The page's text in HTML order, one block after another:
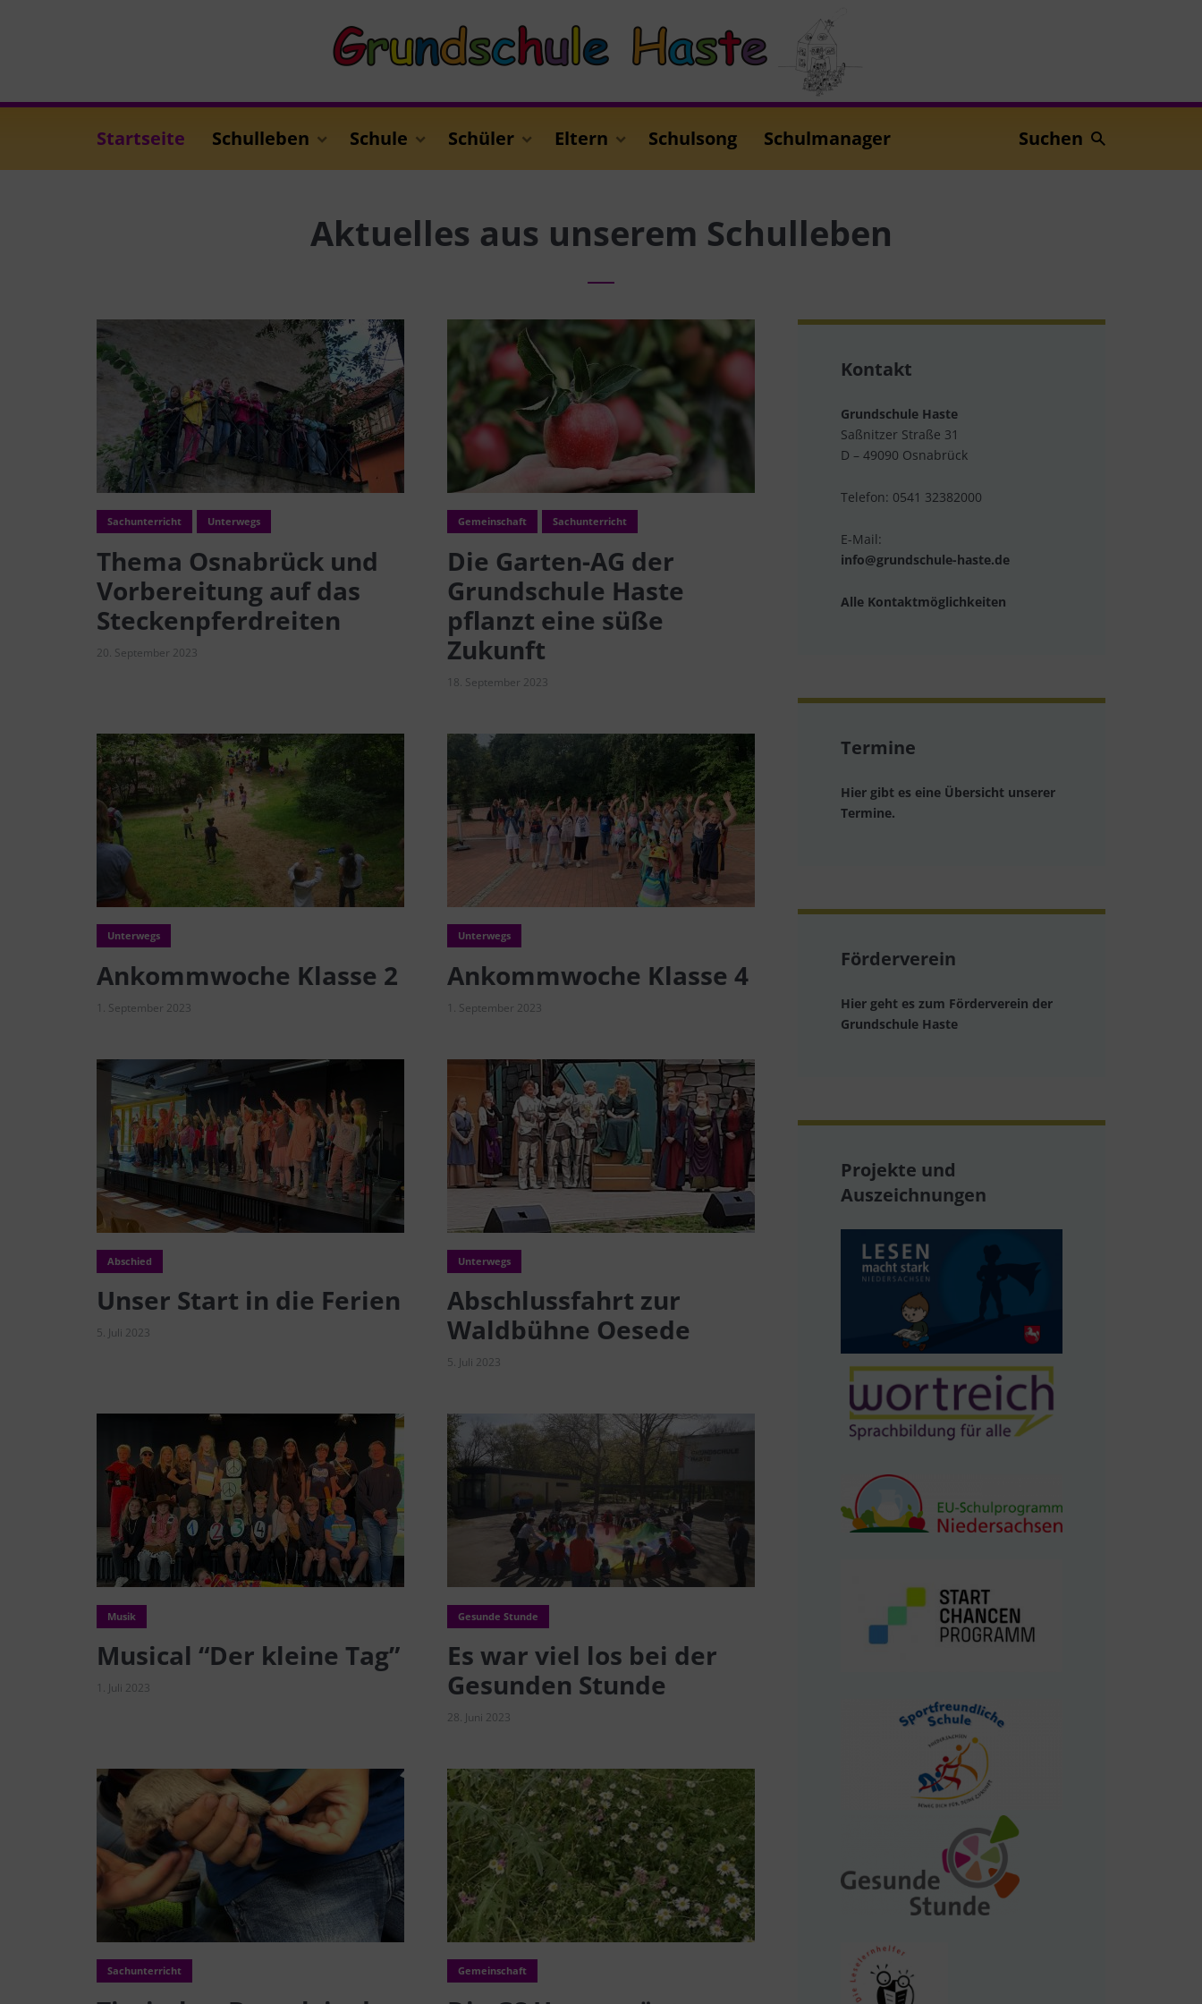
Startseite Schulleben Schule Schüler Eltern Schulsong Schulmanager Suchen
Aktuelles aus unserem Schulleben
Sachunterricht Unterwegs
Thema Osnabrück und
Vorbereitung auf das
Steckenpferdreiten
20. September 2023
Gemeinschaft Sachunterricht
Die Garten-AG der
Grundschule Haste
pflanzt eine süße
Zukunft
18. September 2023
Unterwegs
Ankommwoche Klasse 2
1. September 2023
Unterwegs
Ankommwoche Klasse 4
1. September 2023
Abschied
Unser Start in die Ferien
5. Juli 2023
Unterwegs
Abschlussfahrt zur
Waldbühne Oesede
5. Juli 2023
Musik
Musical “Der kleine Tag”
1. Juli 2023
Gesunde Stunde
Es war viel los bei der
Gesunden Stunde
28. Juni 2023
Sachunterricht Gemeinschaft
Kontakt
Grundschule Haste
Saßnitzer Straße 31
D – 49090 Osnabrück
Telefon: 0541 32382000
E-Mail:
info@grundschule-haste.de
Alle Kontaktmöglichkeiten
Termine
Hier gibt es eine Übersicht unserer
Termine.
Förderverein
Hier geht es zum Förderverein der
Grundschule Haste
Projekte und
Auszeichnungen